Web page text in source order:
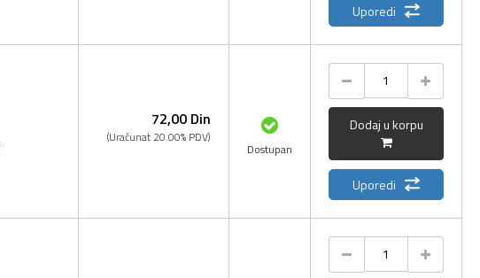
Uporedi
72,00 Din
(Uračunat 20.00% PDV)
Dostupan
Dodaj u korpu
Uporedi